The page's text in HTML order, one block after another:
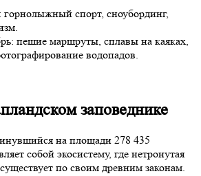
спорт, сноубординг,
пешие маршруты, сплавы на каяках,
водопадов.
заповеднике
на площади 278 435
собой экосистему, где нетронутая
по своим древним законам.